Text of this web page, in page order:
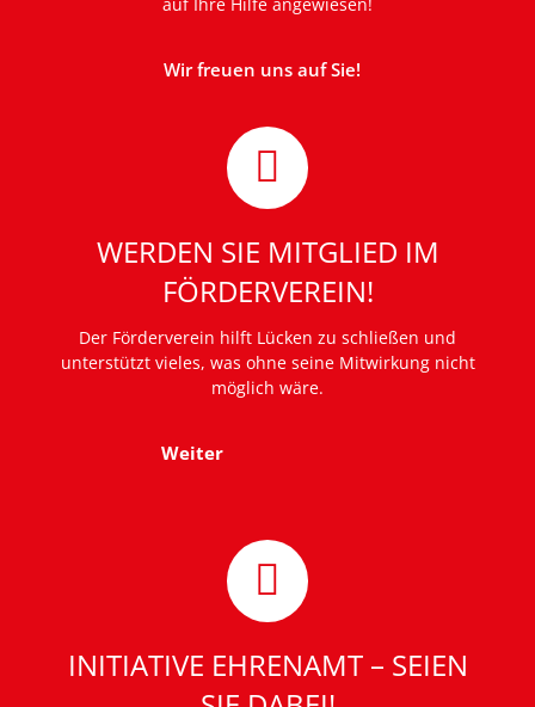
Wir freuen uns auf Sie!
WERDEN SIE MITGLIED IM
FÖRDERVEREIN!
Der Förderverein hilft Lücken zu schließen und
unterstützt vieles, was ohne seine Mitwirkung nicht
möglich wäre.
Weiter
INITIATIVE EHRENAMT – SEIEN